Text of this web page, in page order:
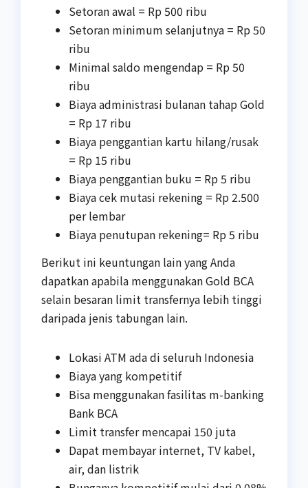
Setoran awal = Rp 500 ribu
Setoran minimum selanjutnya = Rp 50
ribu
Minimal saldo mengendap = Rp 50
ribu
Biaya administrasi bulanan tahap Gold
= Rp 17 ribu
Biaya penggantian kartu hilang/rusak
= Rp 15 ribu
Biaya penggantian buku = Rp 5 ribu
Biaya cek mutasi rekening = Rp 2.500
per lembar
Biaya penutupan rekening= Rp 5 ribu
Berikut ini keuntungan lain yang Anda
dapatkan apabila menggunakan Gold BCA
selain besaran limit transfernya lebih tinggi
daripada jenis tabungan lain.
Lokasi ATM ada di seluruh Indonesia
Biaya yang kompetitif
Bisa menggunakan fasilitas m-banking
Bank BCA
Limit transfer mencapai 150 juta
Dapat membayar internet, TV kabel,
air, dan listrik